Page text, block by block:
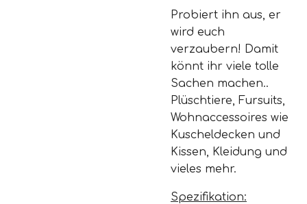
Probiert ihn aus, er
wird euch
verzaubern! Damit
könnt ihr viele tolle
Sachen machen..
Plüschtiere, Fursuits,
Wohnaccessoires wie
Kuscheldecken und
Kissen, Kleidung und
vieles mehr.
Spezifikation: